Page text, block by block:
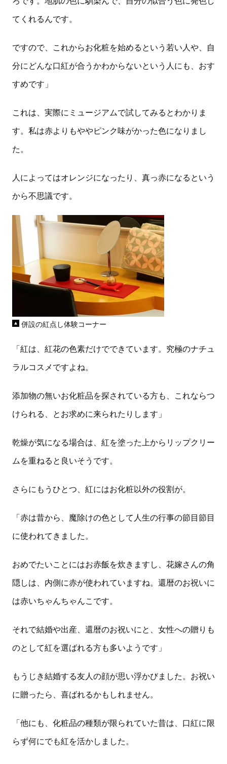
てくれるんです。
ですので、これからお化粧を始めるという若い人や、自
分にどんな口紅が合うかわからないという人にも、おす
すめです」
これは、実際にミュージアムで試してみるとわかりま
す。私は赤よりもややピンク味がかった色になりまし
た。
人によってはオレンジになったり、真っ赤になるという
から不思議です。
併設の紅点し体験コーナー
「紅は、紅花の色素だけでできています。究極のナチュ
ラルコスメですよね。
添加物の無いお化粧品を探されている方も、これならつ
けられる、とお求めに来られたりします」
乾燥が気になる場合は、紅を塗った上からリップクリー
ムを重ねると良いそうです。
さらにもうひとつ、紅にはお化粧以外の役割が。
「赤は昔から、魔除けの色として人生の行事の節目節目
に使われてきました。
おめでたいことにはお赤飯を炊きますし、花嫁さんの角
隠しは、内側に赤が使われていますね。還暦のお祝いに
は赤いちゃんちゃんこです。
それで結婚や出産、還暦のお祝いにと、女性への贈りも
のとして紅を選ばれる方も多いようです」
もうじき結婚する友人の顔が思い浮かびました。お祝い
に贈ったら、喜ばれるかもしれません。
「他にも、化粧品の種類が限られていた昔は、口紅に限
らず何にでも紅を活かしました。